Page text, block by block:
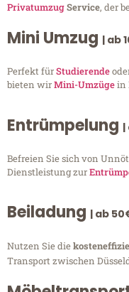
PrivatumzugService, der
Mini Umzug | ab
Perfekt fürStudierende
bieten wirMini-Umzügein
Entrümpelung |
Befreien Sie sich von
Dienstleistung zur
Beiladung | ab
Nutzen Sie die
Transport zwischen